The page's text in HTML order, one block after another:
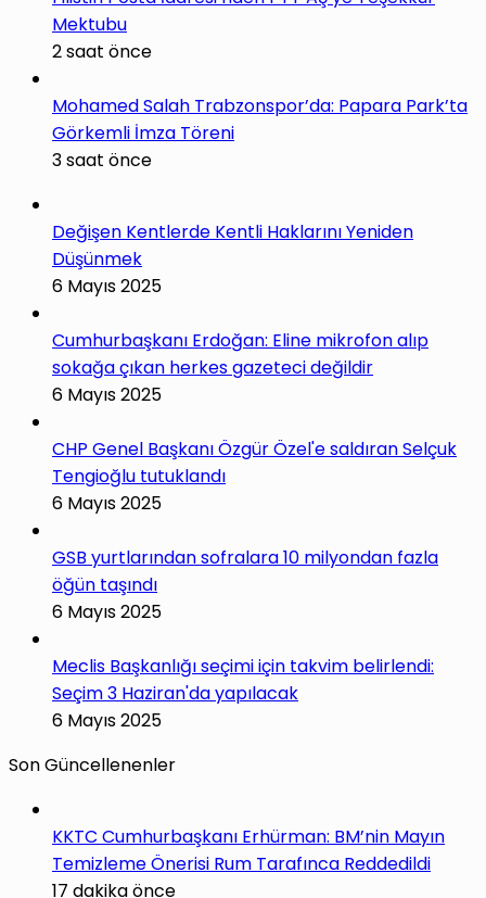
Mektubu
2 saat önce
Mohamed Salah Trabzonspor’da: Papara Park’ta
Görkemli İmza Töreni
3 saat önce
Değişen Kentlerde Kentli Haklarını Yeniden
Düşünmek
6 Mayıs 2025
Cumhurbaşkanı Erdoğan: Eline mikrofon alıp
sokağa çıkan herkes gazeteci değildir
6 Mayıs 2025
CHP Genel Başkanı Özgür Özel'e saldıran Selçuk
Tengioğlu tutuklandı
6 Mayıs 2025
GSB yurtlarından sofralara 10 milyondan fazla
öğün taşındı
6 Mayıs 2025
Meclis Başkanlığı seçimi için takvim belirlendi:
Seçim 3 Haziran'da yapılacak
6 Mayıs 2025
Son Güncellenenler
KKTC Cumhurbaşkanı Erhürman: BM’nin Mayın
Temizleme Önerisi Rum Tarafınca Reddedildi
17 dakika önce